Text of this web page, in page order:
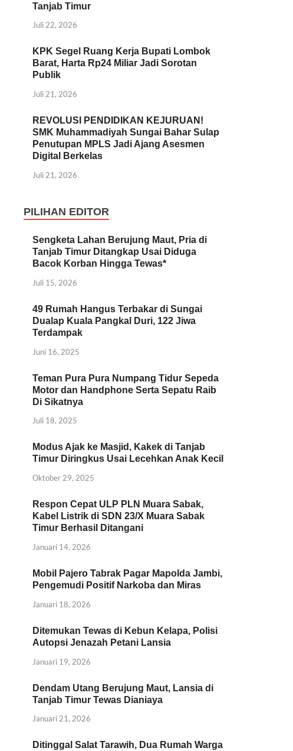
Tanjab Timur
Juli 22, 2026
KPK Segel Ruang Kerja Bupati Lombok
Barat, Harta Rp24 Miliar Jadi Sorotan
Publik
Juli 21, 2026
REVOLUSI PENDIDIKAN KEJURUAN!
SMK Muhammadiyah Sungai Bahar Sulap
Penutupan MPLS Jadi Ajang Asesmen
Digital Berkelas
Juli 21, 2026
PILIHAN EDITOR
Sengketa Lahan Berujung Maut, Pria di
Tanjab Timur Ditangkap Usai Diduga
Bacok Korban Hingga Tewas*
Juli 15, 2026
49 Rumah Hangus Terbakar di Sungai
Dualap Kuala Pangkal Duri, 122 Jiwa
Terdampak
Juni 16, 2025
Teman Pura Pura Numpang Tidur Sepeda
Motor dan Handphone Serta Sepatu Raib
Di Sikatnya
Juli 18, 2025
Modus Ajak ke Masjid, Kakek di Tanjab
Timur Diringkus Usai Lecehkan Anak Kecil
Oktober 29, 2025
Respon Cepat ULP PLN Muara Sabak,
Kabel Listrik di SDN 23/X Muara Sabak
Timur Berhasil Ditangani
Januari 14, 2026
Mobil Pajero Tabrak Pagar Mapolda Jambi,
Pengemudi Positif Narkoba dan Miras
Januari 18, 2026
Ditemukan Tewas di Kebun Kelapa, Polisi
Autopsi Jenazah Petani Lansia
Januari 19, 2026
Dendam Utang Berujung Maut, Lansia di
Tanjab Timur Tewas Dianiaya
Januari 21, 2026
Ditinggal Salat Tarawih, Dua Rumah Warga